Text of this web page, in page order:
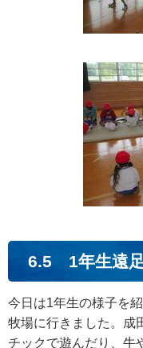
6.5 1年生遠足
今日は1年生の様子を
牧場に行きました。成
チックで遊んだり、牛